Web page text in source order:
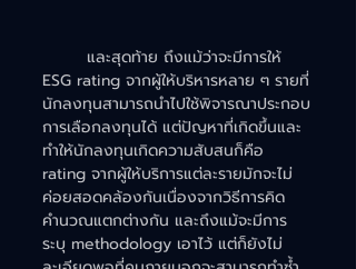
ESG rating จากผู้ให้บริหารหลาย ๆ รายที่
นักลงทุนสามารถนำไปใช้พิจารณาประกอบ
การเลือกลงทุนได้ แต่ปัญหาที่เกิดขึ้นและ
ทำให้นักลงทุนเกิดความสับสนก็คือ
rating จากผู้ให้บริการแต่ละรายมักจะไม่
ค่อยสอดคล้องกันเนื่องจากวิธีการคิด
คำนวณแตกต่างกัน และถึงแม้จะมีการ
ระบุ methodology เอาไว้ แต่ก็ยังไม่